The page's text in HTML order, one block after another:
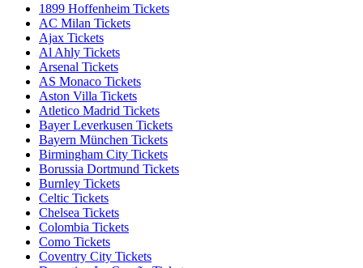
1899 Hoffenheim Tickets
AC Milan Tickets
Ajax Tickets
Al Ahly Tickets
Arsenal Tickets
AS Monaco Tickets
Aston Villa Tickets
Atletico Madrid Tickets
Bayer Leverkusen Tickets
Bayern München Tickets
Birmingham City Tickets
Borussia Dortmund Tickets
Burnley Tickets
Celtic Tickets
Chelsea Tickets
Colombia Tickets
Como Tickets
Coventry City Tickets